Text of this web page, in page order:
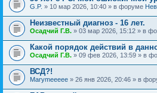
G.P. » 10 мар 2026, 10:40 » в форуме
Неизвестный диагноз - 16 лет.
Осадчий Г.В. » 03 мар 2026, 15:12 » в
Какой порядок действий в
Осадчий Г.В. » 09 фев 2026, 13:59 » в
ВСД?!
Marymeeeee » 26 янв 2026, 20:46 » в